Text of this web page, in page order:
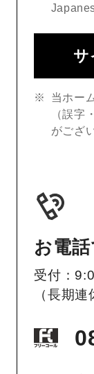
サ
当ホー
（誤字
がござ
お電
受付：
（長期